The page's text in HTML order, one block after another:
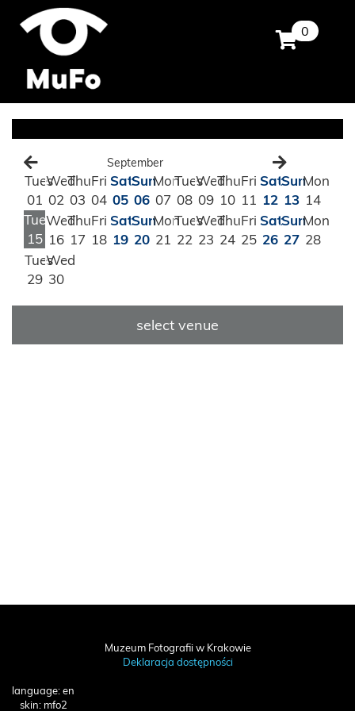
0
September
Tues
01
Wed
02
Thu
03
Fri
04
Sat
05
Sun
06
Mon
07
Tues
08
Wed
09
Thu
10
Fri
11
Sat
12
Sun
13
Mon
14
Tues
15
Wed
16
Thu
17
Fri
18
Sat
19
Sun
20
Mon
21
Tues
22
Wed
23
Thu
24
Fri
25
Sat
26
Sun
27
Mon
28
Tues
29
Wed
30
select venue
Muzeum Fotografii w Krakowie
Deklaracja dostępności
language: en
skin: mfo2